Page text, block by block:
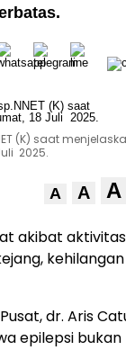
(K) saat
2025.
A A A
akibat aktivitas
kehilangan
dr. Aris
epilepsi bukan